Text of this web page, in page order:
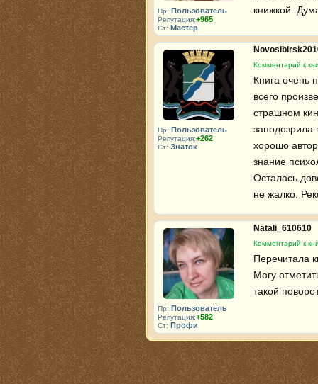
Пр: Пользователь
Репутация:+965
Ст: Мастер
книжкой.
Пр: Пользователь
Репутация:+262
Ст: Знаток
Комментарий к
Книга очень
всего
страшном
заподозрила
хорошо
знание
Осталась
не жалко.
Пр: Пользователь
Репутация:+582
Ст: Профи
Natali_610610
Комментарий к
Перечитала
Могу
такой